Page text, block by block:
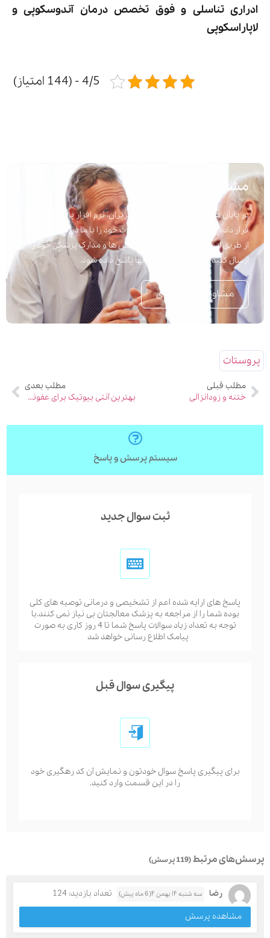
ادراری تناسلی و فوق تخصص درمان آندوسکوپی و
لاپاراسکوپی
4/5 - (144 امتیاز)
مشاوره پزشکی
در پایان هر مقاله برای راحتی شما عزیزان، نرم افزار پرسش و پاسخ
قرار داده شده است تا به راحتی سوالات خود را با ما در میان بگذارید.
از طریق این نرم افزار می توانید پرسش ها و مدارک پزشکی خود را
ارسال کنید تا در اسرع وقت به آنها پاسخ داده شود.
مشاوره تلفنی فوری
پروستات
مطلب قبلی
ختنه و زودانزالی
مطلب بعدی
بهترین آنتی بیوتیک برای عفونت ادراری کودکان
سیستم پرسش و پاسخ
ثبت سوال جدید
پاسخ های ارایه شده اعم از تشخیصی و درمانی توصیه های کلی
بوده شما را از مراجعه به پزشک معالجتان بی نیاز نمی کنند.با
توجه به تعداد زیاد سوالات پاسخ شما تا 4 روز کاری به صورت
پیامک اطلاع رسانی خواهد شد
پیگیری سوال قبل
برای پیگیری پاسخ سوال خودتون و نمایش آن کد رهگیری خود
را در این قسمت وارد کنید.
پرسش‌های مرتبط(119 پرسش)
رضا سه شنبه ۱۴ بهمن ۴( 6 ماه پیش)
تعداد بازدید: 124
مشاهده پرسش